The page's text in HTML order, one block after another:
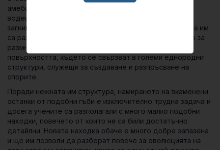
амебите. Представляват единични подвижни клетки,
водещи потаен живот – под кората на дърветата, в
загниваща дървесина или във влажна почва, а храната им
са различни бактерии. Когато обаче настъпи времето за
размножаване, отделните лигави гъби излизат на
повърхността, където се свързват в големи еднородни
структури, служещи за създаване и разпръсване на
спорите.
Поради нежната им структура, намирането на вкаменени
останки от подобни гъби е изключително трудна задача и
досега учените са разполагали с много малко подобни
находки, повечето от които не са били достатъчно
детайлни. Новата находка обаче е много добре запазена
и ще им позволи да разберат повече за еволюцията на